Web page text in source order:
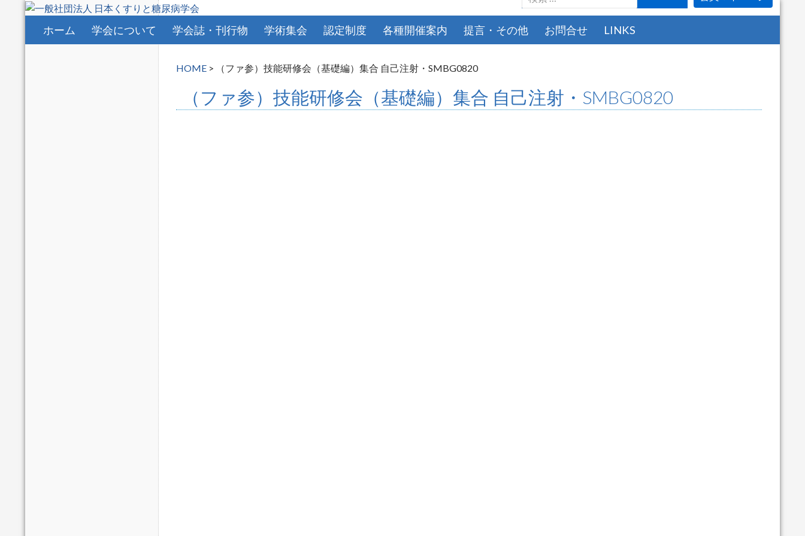
索:
コンテンツへスキップ
ホーム 学会について 学会誌・刊行物 学術集会 認定制度 各種開催案内 提言・その他 お問合せ LINKS
HOME > （ファ参）技能研修会（基礎編）集合 自己注射・SMBG0820
（ファ参）技能研修会（基礎編）集合 自己注射・SMBG0820